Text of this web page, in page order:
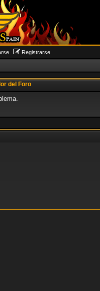
Registrarse
del Foro